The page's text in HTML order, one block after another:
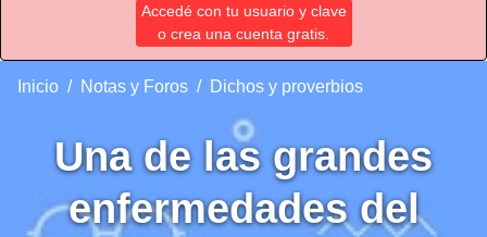
Accedé con tu usuario y clave
o crea una cuenta gratis.
Inicio Notas y Foros Dichos y proverbios
Una de las grandes
enfermedades del